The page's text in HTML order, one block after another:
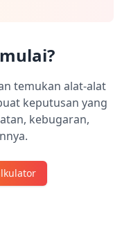
temukan alat-alat
keputusan yang
kebugaran,